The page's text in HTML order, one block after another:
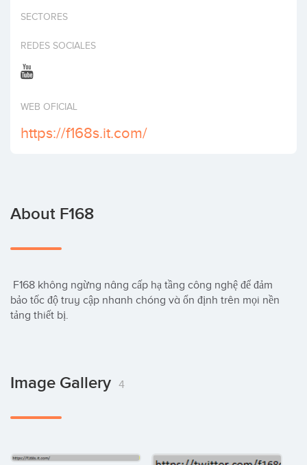
Invest
SECTORES
REDES SOCIALES
WEB OFICIAL
https://f168s.it.com/
About F168
bảo tốc độ truy cập nhanh chóng và ổn định trên mọi nền
tảng thiết bị.
Image Gallery 4